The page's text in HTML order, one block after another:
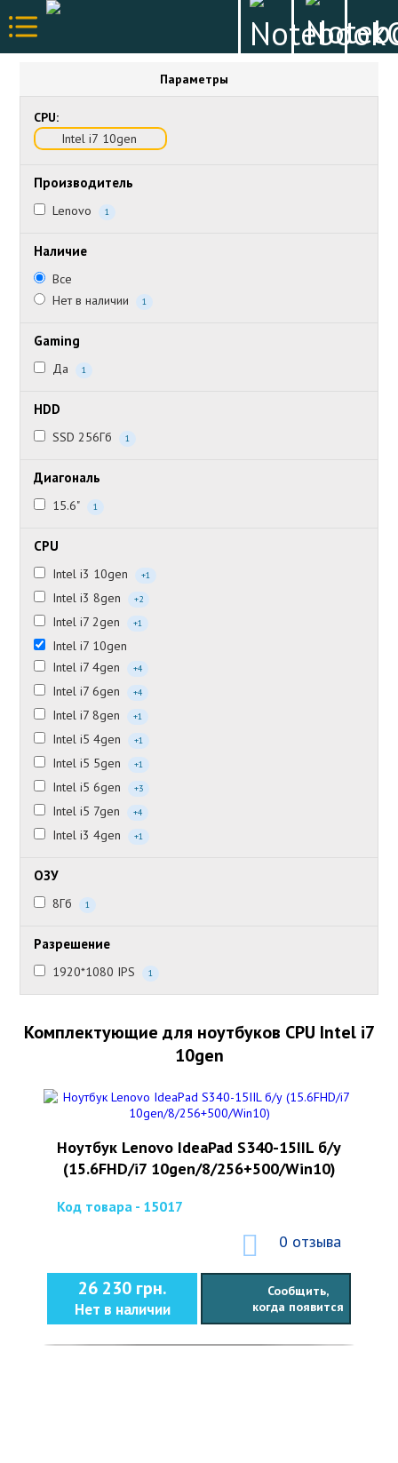
Параметры
CPU:
Intel i7 10gen
Производитель
Lenovo 1
Наличие
Все
Нет в наличии
1
Gaming
Да 1
HDD
SSD 256Гб 1
Диагональ
15.6" 1
CPU
Intel i3 10gen +1
Intel i3 8gen +2
Intel i7 2gen +1
Intel i7 10gen
Intel i7 4gen
+4
Intel i7 6gen +4
Intel i7 8gen +1
Intel i5 4gen +1
Intel i5 5gen +1
Intel i5 6gen +3
Intel i5 7gen +4
Intel i3 4gen +1
ОЗУ
8Гб 1
Разрешение
1920*1080 IPS 1
Комплектующие для ноутбуков CPU Intel i7
10gen
Ноутбук Lenovo IdeaPad S340-15IIL б/у
(15.6FHD/i7 10gen/8/256+500/Win10)
Код товара - 15017
0 отзыва
26 230 грн.
Нет в наличии
Сообщить,
когда появится